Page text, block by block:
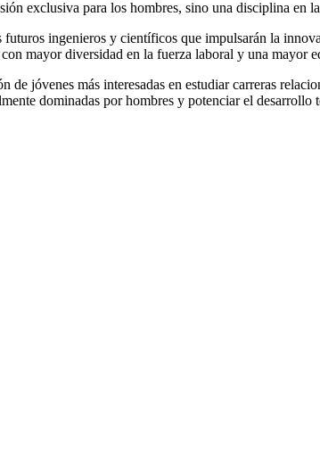
exclusiva para los hombres, sino una disciplina en
ingenieros y científicos que impulsarán la
mayor diversidad en la fuerza laboral y una mayor
jóvenes más interesadas en estudiar carreras
dominadas por hombres y potenciar el desarrollo